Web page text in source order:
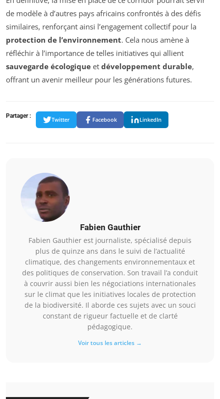
de modèle à d’autres pays africains confrontés à des défis
similaires, renforçant ainsi l’engagement collectif pour la
protection de l’environnement. Cela nous amène à
réfléchir à l’importance de telles initiatives qui allient
sauvegarde écologique et développement durable,
offrant un avenir meilleur pour les générations futures.
Partager :
Twitter Facebook LinkedIn
Fabien Gauthier
Fabien Gauthier est journaliste, spécialisé depuis
plus de quinze ans dans le suivi de l’actualité
climatique, des changements environnementaux et
des politiques de conservation. Son travail l’a conduit
à couvrir aussi bien les négociations internationales
sur le climat que les initiatives locales de protection
de la biodiversité. Il aborde ces sujets avec un souci
constant de rigueur factuelle et de clarté
pédagogique.
Voir tous les articles →